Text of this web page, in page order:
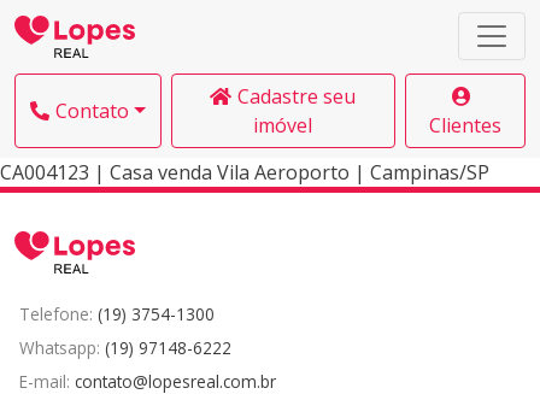
Contato
Cadastre seu
imóvel
Clientes
CA004123 | Casa venda Vila Aeroporto | Campinas/SP
Telefone: (19) 3754-1300
Whatsapp: (19) 97148-6222
E-mail: contato@lopesreal.com.br